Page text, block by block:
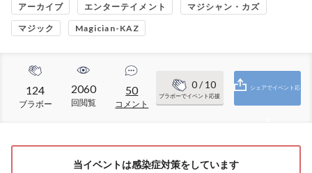
アーカイブ エンターテイメント マジシャン・カズ
マジック Magician-KAZ
124
ブラボー
2060
回閲覧
50
コメント
0/ 10
ブラボーでイベント応援
シェアでイベント応
当イベントは感染症対策をしています